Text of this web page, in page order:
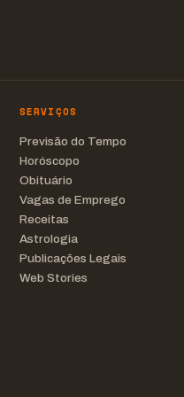
SERVIÇOS
Previsão do Tempo
Horóscopo
Obituário
Vagas de Emprego
Receitas
Astrologia
Publicações Legais
Web Stories